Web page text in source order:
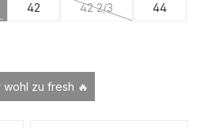
zu fresh 🔥
Option ist zurzeit nicht verfügbar.)
42 42 2/3
(Diese Option ist
44
nicht verfügbar.)
ist zurzeit nicht verfügbar.)